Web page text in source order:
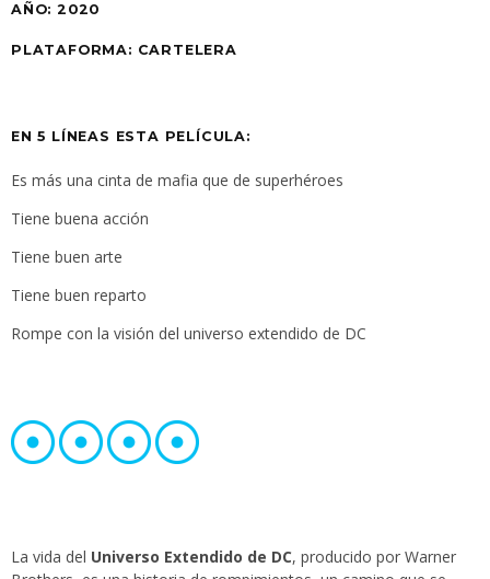
AÑO: 2020
PLATAFORMA: CARTELERA
EN 5 LÍNEAS ESTA PELÍCULA:
Es más una cinta de mafia que de superhéroes
Tiene buena acción
Tiene buen arte
Tiene buen reparto
Rompe con la visión del universo extendido de DC
La vida del Universo Extendido de DC, producido por Warner